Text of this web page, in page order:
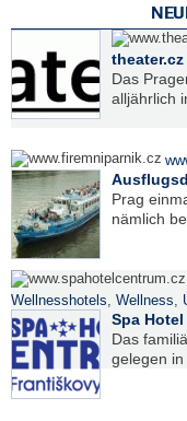
theater.cz
Das
alljährlich
Prag
nämlich
Wellnesshotels, Wellness,
Spa
Das
gelegen in